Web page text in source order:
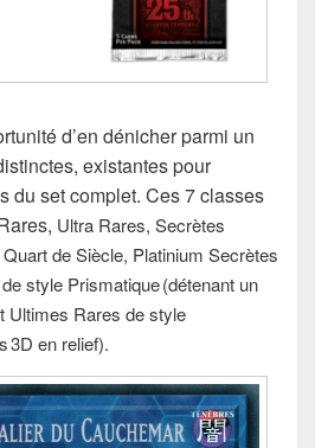
d’en dénicher parmi un
existantes pour
du set complet. Ces 7 classes
Ultra Rares, Secrètes
de Siècle, Platinium Secrètes
style Prismatique (détenant un
Ultimes Rares de style
3D en relief).